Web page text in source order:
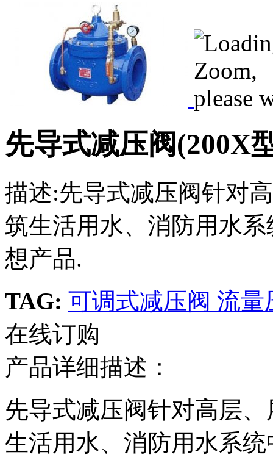
先导式减压阀(200X
描述:先导式减压阀针对
筑生活用水、消防用水
想产品.
TAG: 可调式减压阀 流量
在线订购
产品详细描述：
先导式减压阀针对高层
生活用水、消防用水系